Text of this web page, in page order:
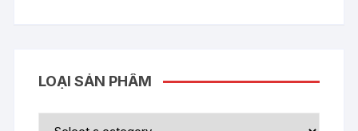
LOẠI SẢN PHẨM